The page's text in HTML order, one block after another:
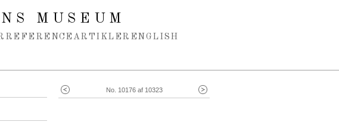
MUSEUM
REFERENCEARTIKLER ENGLISH
No. 10176 af 10323